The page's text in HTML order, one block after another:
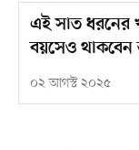
এই সাত ধরনের
বয়সেও
০২ আগস্ট ২০২৫